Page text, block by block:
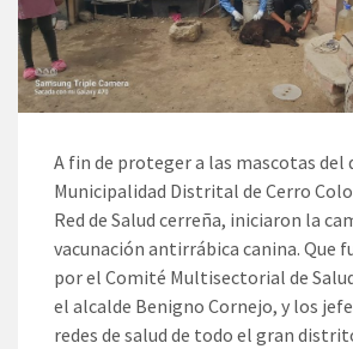
A fin de proteger a las mascotas
Municipalidad Distrital de Cerro
Red de Salud cerreña, iniciaron la
vacunación antirrábica canina. Que
por el Comité Multisectorial de
el alcalde Benigno Cornejo, y los
redes de salud de todo el gran